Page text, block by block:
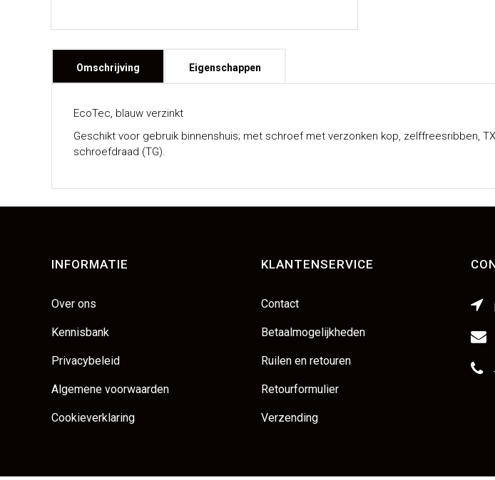
Omschrijving
EcoTec, blauw verzinkt
Geschikt voor gebruik binnenshuis; met schroef met verzonken kop, zelffreesribben,
schroefdraad (TG).
Eigenschappen
INFORMATIE
Over ons
Kennisbank
Privacybeleid
Algemene voorwaarden
Cookieverklaring
KLANTENSERVICE
Contact
Betaalmogelijkheden
Ruilen en retouren
Retourformulier
Verzending